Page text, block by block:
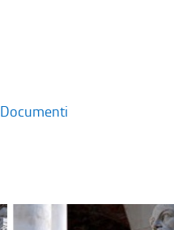
Documenti